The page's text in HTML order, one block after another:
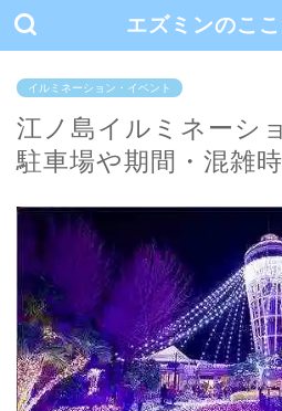
エズミンのこ
イルミネーション・イベント
江ノ島イルミネーシ
駐車場や期間・混雑